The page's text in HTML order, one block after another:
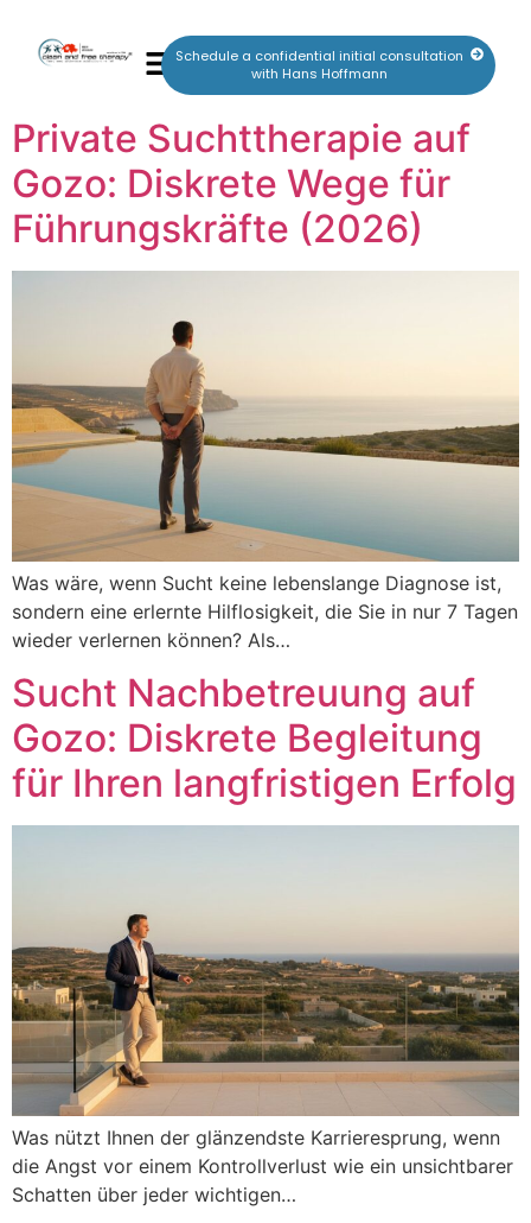
Schedule a confidential initial consultation
with Hans Hoffmann
Private Suchttherapie auf
Gozo: Diskrete Wege für
Führungskräfte (2026)
Was wäre, wenn Sucht keine lebenslange Diagnose ist,
sondern eine erlernte Hilflosigkeit, die Sie in nur 7 Tagen
wieder verlernen können? Als…
Sucht Nachbetreuung auf
Gozo: Diskrete Begleitung
für Ihren langfristigen Erfolg
Was nützt Ihnen der glänzendste Karrieresprung, wenn
die Angst vor einem Kontrollverlust wie ein unsichtbarer
Schatten über jeder wichtigen…